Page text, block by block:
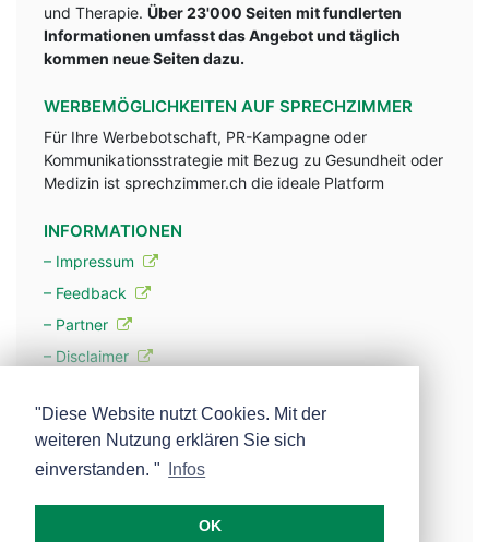
und Therapie. Über 23'000 Seiten mit fundlerten
Informationen umfasst das Angebot und täglich
kommen neue Seiten dazu.
WERBEMÖGLICHKEITEN AUF SPRECHZIMMER
Für Ihre Werbebotschaft, PR-Kampagne oder
Kommunikationsstrategie mit Bezug zu Gesundheit oder
Medizin ist sprechzimmer.ch die ideale Platform
INFORMATIONEN
– Impressum
– Feedback
– Partner
– Disclaimer
– Werbung
– Mehr über unsere Experten
"Diese Website nutzt Cookies. Mit der
weiteren Nutzung erklären Sie sich
einverstanden. "
Infos
OK